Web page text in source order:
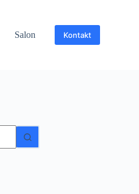
Salon Kontakt